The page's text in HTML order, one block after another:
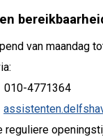
van maandag
reguliere